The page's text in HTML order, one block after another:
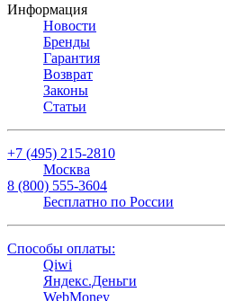
Информация
Новости
Бренды
Гарантия
Возврат
Законы
Статьи
+7 (495) 215-2810
Москва
8 (800) 555-3604
Бесплатно по России
Способы оплаты:
Qiwi
Яндекс.Деньги
WebMoney